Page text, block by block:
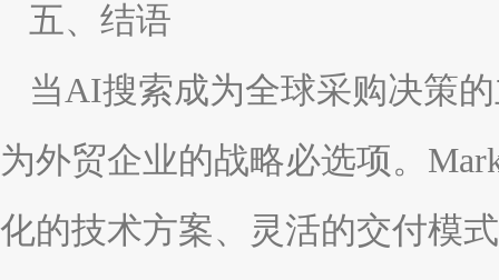
五、结语
当AI搜索成为全球采购决策
为外贸企业的战略必选项。
化的技术方案、灵活的交付模